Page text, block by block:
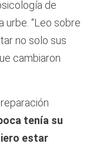
de
urbe. “Leo sobre
no solo sus
cambiaron
tenía su
estar